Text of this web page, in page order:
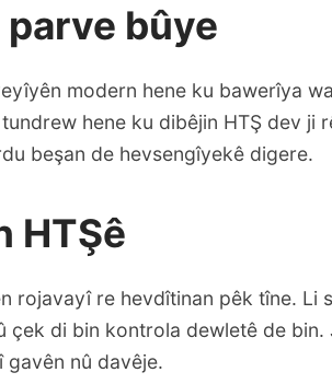
bûye
modern hene ku bawerîya
hene ku dibêjin HTŞ dev ji
beşan de hevsengîyekê digere.
HTŞê
rojavayî re hevdîtinan pêk tîne. Li
çek di bin kontrola dewletê de bin.
nû davêje.